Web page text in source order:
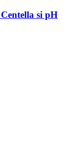
si pH